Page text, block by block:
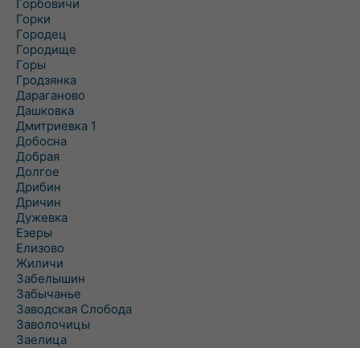
Горбовичи
Горки
Городец
Городище
Горы
Гродзянка
Дараганово
Дашковка
Дмитриевка 1
Добосна
Добрая
Долгое
Дрибин
Дричин
Дужевка
Езеры
Елизово
Жиличи
Забелышин
Забычанье
Заводская Слобода
Заволочицы
Заелица